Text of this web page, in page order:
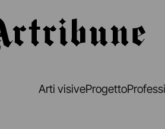
Arti visiveProgetto